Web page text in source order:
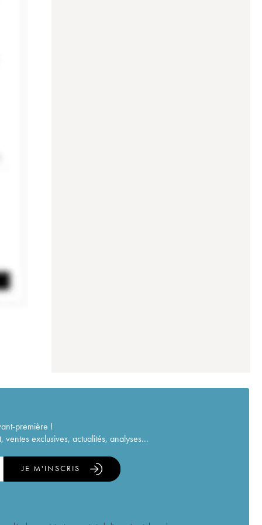
première !
exclusives, actualités, analyses...
JE M'INSCRIS